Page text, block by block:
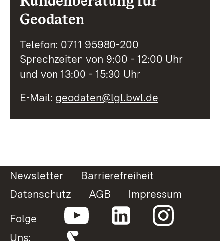
Geodaten
Telefon: 0711 95980-200
Sprechzeiten von 9:00 - 12:00 Uhr
und von 13:00 - 15:30 Uhr
E-Mail: geodaten@lgl.bwl.de
Newsletter
Barrierefreiheit
Datenschutz
AGB
Impressum
Folge
Uns: